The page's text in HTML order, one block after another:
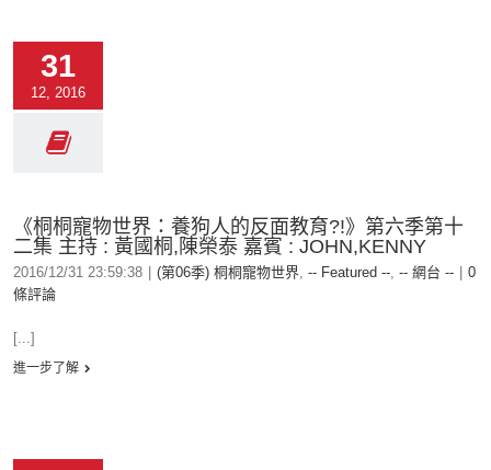
31
12, 2016
《桐桐寵物世界：養狗人的反面教育?!》第六季第十
二集 主持 : 黃國桐,陳榮泰 嘉賓 : JOHN,KENNY
2016/12/31 23:59:38 (第06季) 桐桐寵物世界, -- Featured --, -- 網台 --
0
條評論
[...]
進一步了解